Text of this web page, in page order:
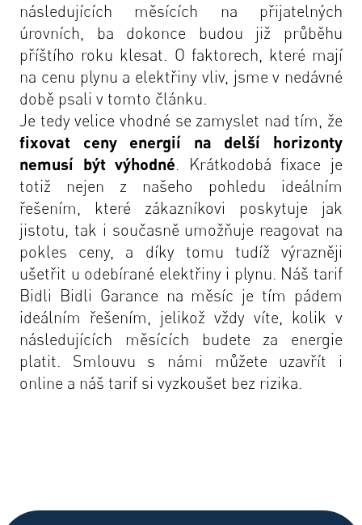
následujících měsících na přijatelných
úrovních, ba dokonce budou již průběhu
příštího roku klesat. O faktorech, které mají
na cenu plynu a elektřiny vliv, jsme v nedávné
době psali v tomto článku.
Je tedy velice vhodné se zamyslet nad tím, že
fixovat ceny energií na delší horizonty
nemusí být výhodné. Krátkodobá fixace je
totiž nejen z našeho pohledu ideálním
řešením, které zákazníkovi poskytuje jak
jistotu, tak i současně umožňuje reagovat na
pokles ceny, a díky tomu tudíž výrazněji
ušetřit u odebírané elektřiny i plynu. Náš tarif
Bidli Bidli Garance na měsíc je tím pádem
ideálním řešením, jelikož vždy víte, kolik v
následujících měsících budete za energie
platit. Smlouvu s námi můžete uzavřít i
online a náš tarif si vyzkoušet bez rizika.